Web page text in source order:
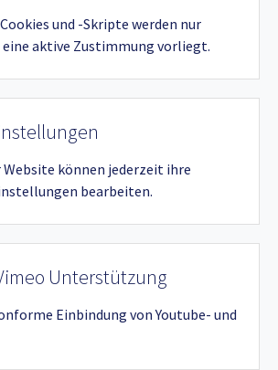
und -Skripte werden nur
eine aktive Zustimmung vorliegt.
Website können jederzeit ihre
bearbeiten.
Unterstützung
Einbindung von Youtube- und